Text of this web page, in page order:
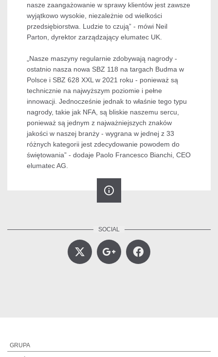
nasze zaangażowanie w sprawy klientów jest zawsze
wyjątkowo wysokie, niezależnie od wielkości
przedsiębiorstwa. Ludzie to czują” - mówi Neil
Parton, dyrektor zarządzający elumatec UK.
„Nasze maszyny regularnie zdobywają nagrody -
ostatnio nasza nowa SBZ 118 na targach Budma w
Polsce i SBZ 628 XXL w 2021 roku - ponieważ są
technicznie na najwyższym poziomie i pełne
innowacji. Jednocześnie jednak to właśnie tego typu
nagrody, takie jak NFA, są bliskie naszemu sercu,
ponieważ są jednym z najważniejszych znaków
jakości w naszej branży - wygrana w jednej z 33
różnych kategorii jest zdecydowanie powodem do
świętowania” - dodaje Paolo Francesco Bianchi, CEO
elumatec AG.
info_outline
GRUPA